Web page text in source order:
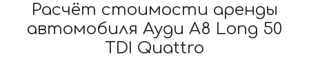
Расчёт стоимости аренды
автомобиля Ауди A8 Long 50
TDI Quattro